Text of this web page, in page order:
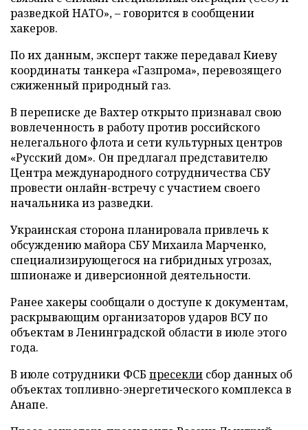
разведкой НАТО», – говорится в сообщении
хакеров.
По их данным, эксперт также передавал Киеву
координаты танкера «Газпрома», перевозящего
сжиженный природный газ.
В переписке де Вахтер открыто признавал свою
вовлеченность в работу против российского
нелегального флота и сети культурных центров
«Русский дом». Он предлагал представителю
Центра международного сотрудничества СБУ
провести онлайн-встречу с участием своего
начальника из разведки.
Украинская сторона планировала привлечь к
обсуждению майора СБУ Михаила Марченко,
специализирующегося на гибридных угрозах,
шпионаже и диверсионной деятельности.
Ранее хакеры сообщали о доступе к документам,
раскрывающим организаторов ударов ВСУ по
объектам в Ленинградской области в июле этого
года.
В июле сотрудники ФСБ пресекли сбор данных об
объектах топливно-энергетического комплекса в
Анапе.